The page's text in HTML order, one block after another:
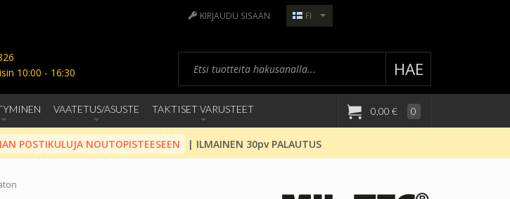
KIRJAUDU SISÄÄN
10:00 - 16:30 HAE
FI
VAATETUS/ASUSTE TAKTISET VARUSTEET 0,00 € 0
POSTIKULUJA NOUTOPISTEESEEN | ILMAINEN 30pv PALAUTUS